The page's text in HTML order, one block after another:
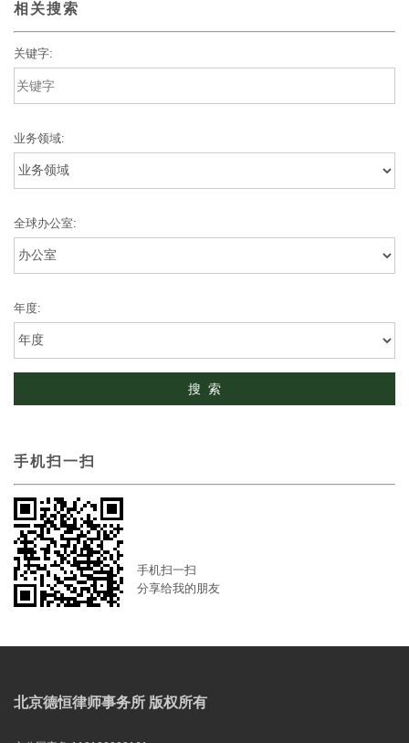
相关搜索
关键字:
业务领域:
全球办公室:
年度:
手机扫一扫
手机扫一扫
分享给我的朋友
北京德恒律师事务所 版权所有